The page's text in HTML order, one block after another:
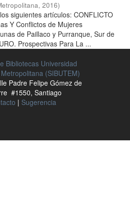
, 2016)
siguientes artículos: CONFLICTO
Y Conflictos de Mujeres
de Paillaco y Purranque, Sur de
Prospectivas Para La ...
Bibliotecas Universidad
(SIBUTEM)
Padre Felipe Gómez de
#1550, Santiago
| Sugerencia